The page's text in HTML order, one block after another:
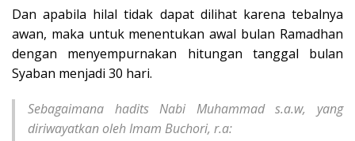
Dan apabila hilal tidak dapat dilihat karena tebalnya
awan, maka untuk menentukan awal bulan Ramadhan
dengan menyempurnakan hitungan tanggal bulan
Syaban menjadi 30 hari.
Sebagaimana hadits Nabi Muhammad s.a.w, yang
diriwayatkan oleh Imam Buchori, r.a: